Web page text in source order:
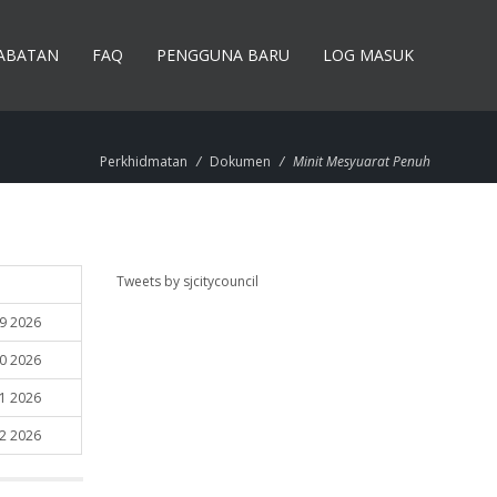
FAQ PENGGUNA BARU LOG MASUK
Perkhidmatan / Dokumen / Minit Mesyuarat Penuh
2026
2026
2026
2026
Tweets by sjcitycouncil